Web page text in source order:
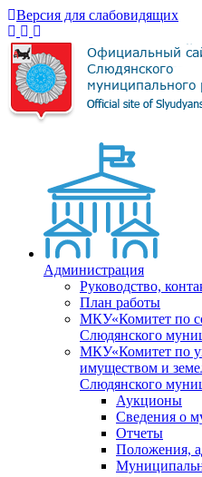
Версия для слабовидящих
Администрация
Руководство,
План работы
МКУ«Комитет по
Слюдянского
МКУ«Комитет по
имуществом и
Слюдянского
Аукционы
Сведения о
Отчеты
Положения,